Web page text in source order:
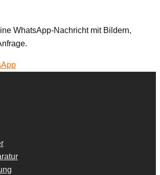
WhatsApp-Nachricht mit Bildern,